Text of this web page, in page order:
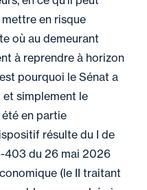
en risque
où au demeurant
à reprendre à horizon
pourquoi le Sénat a
et simplement le
en partie
résulte du I de
403 du 26 mai 2026
(le II traitant